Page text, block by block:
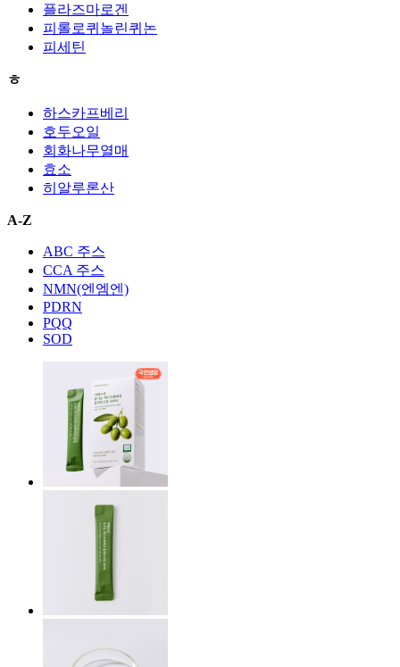
플라즈마로겐
피롤로퀴놀린퀴논
피세틴
ㅎ
하스카프베리
호두오일
회화나무열매
효소
히알루론산
A-Z
ABC 주스
CCA 주스
NMN(엔엠엔)
PDRN
PQQ
SOD